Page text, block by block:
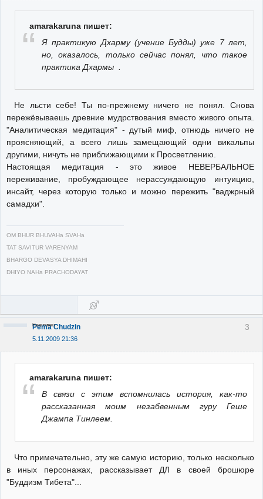
amarakaruna пишет:
Я практикую Дхарму (учение Будды) уже 7 лет,
но, оказалось, только сейчас понял, что такое
практика Дхармы .
Не льсти себе! Ты по-прежнему ничего не понял. Снова
пережёвываешь древние мудрствования вместо живого опыта.
"Аналитическая медитация" - дутый миф, отнюдь ничего не
проясняющий, а всего лишь замещающий одни викальпы
другими, ничуть не приближающими к Просветлению.
Настоящая медитация - это живое НЕВЕРБАЛЬНОЕ
переживание, пробуждающее нерассуждающую интуицию,
инсайт, через которую только и можно пережить "ваджрный
самадхи".
OM BHUR BHUVAHa SVAHa
TAT SAVITUR VARENYAM
BHARGO DEVASYA DHIMAHI
DHIYO NAHa PRACHODAYAT
3
Pema Chudzin
5.11.2009 21:36
Неактивен
amarakaruna пишет:
В связи с этим вспомнилась история, как-то
рассказанная моим незабвенным гуру Геше
Джампа Тинлеем.
Что примечательно, эту же самую историю, только несколько
в иных персонажах, рассказывает ДЛ в своей брошюре
"Буддизм Тибета"...